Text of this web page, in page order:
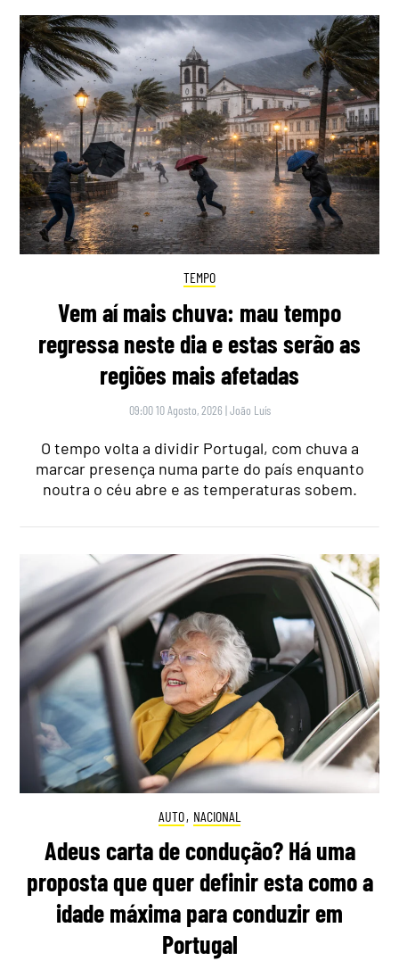
TEMPO
Vem aí mais chuva: mau tempo
regressa neste dia e estas serão as
regiões mais afetadas
09:00 10 Agosto, 2026 |João Luís
O tempo volta a dividir Portugal, com chuva a
marcar presença numa parte do país enquanto
noutra o céu abre e as temperaturas sobem.
AUTO, NACIONAL
Adeus carta de condução? Há uma
proposta que quer definir esta como a
idade máxima para conduzir em
Portugal